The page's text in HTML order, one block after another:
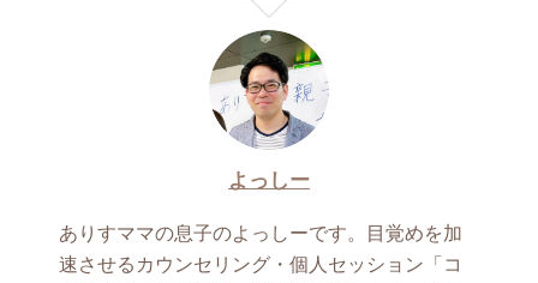
よっしー
ありすママの息子のよっしーです。目覚めを加
速させるカウンセリング・個人セッション「コ